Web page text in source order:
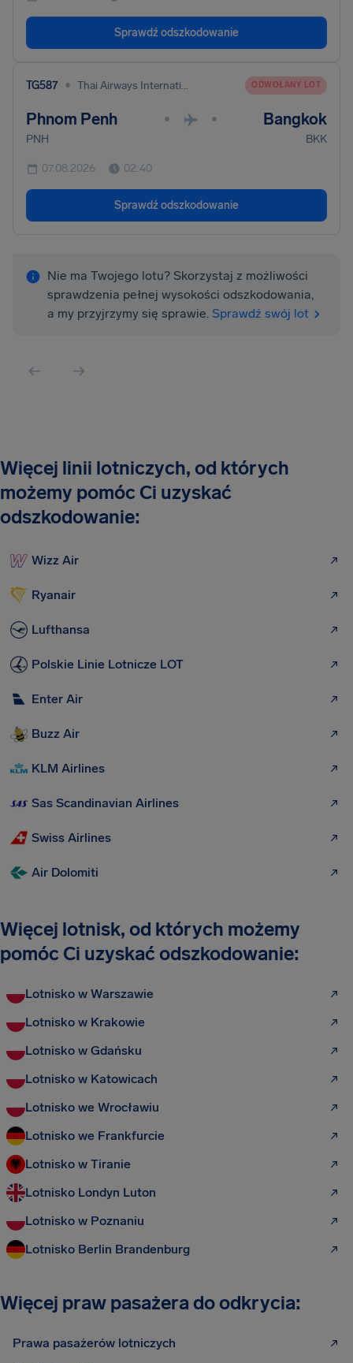
Sprawdź odszkodowanie
TG587 • Thai Airways International ODWOŁANY LOT
Phnom Penh • • Bangkok
PNH BKK
07.08.2026 02:40
Sprawdź odszkodowanie
Nie ma Twojego lotu? Skorzystaj z możliwości
sprawdzenia pełnej wysokości odszkodowania,
a my przyjrzymy się sprawie. Sprawdź swój lot
Więcej linii lotniczych, od których
możemy pomóc Ci uzyskać
odszkodowanie:
Wizz Air
Ryanair
Lufthansa
Polskie Linie Lotnicze LOT
Enter Air
Buzz Air
KLM Airlines
Sas Scandinavian Airlines
Swiss Airlines
Air Dolomiti
Więcej lotnisk, od których możemy
pomóc Ci uzyskać odszkodowanie:
Lotnisko w Warszawie
Lotnisko w Krakowie
Lotnisko w Gdańsku
Lotnisko w Katowicach
Lotnisko we Wrocławiu
Lotnisko we Frankfurcie
Lotnisko w Tiranie
Lotnisko Londyn Luton
Lotnisko w Poznaniu
Lotnisko Berlin Brandenburg
Więcej praw pasażera do odkrycia:
Prawa pasażerów lotniczych